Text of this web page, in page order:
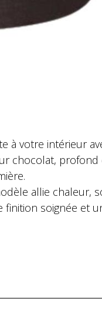
votre intérieur
chocolat,
allie chaleur,
finition soignée et